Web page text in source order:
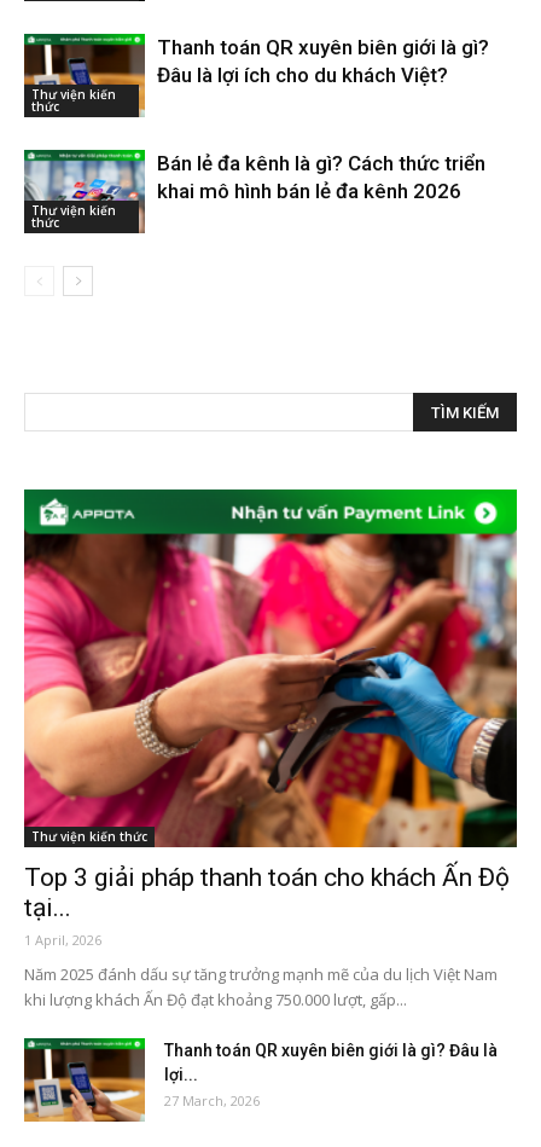
Thư viện kiến
thức
Thanh toán QR xuyên biên giới là gì?
Đâu là lợi ích cho du khách Việt?
Thư viện kiến
thức
Bán lẻ đa kênh là gì? Cách thức triển
khai mô hình bán lẻ đa kênh 2026
Thư viện kiến thức
Top 3 giải pháp thanh toán cho khách Ấn Độ
tại...
1 April, 2026
Năm 2025 đánh dấu sự tăng trưởng mạnh mẽ của du lịch Việt Nam
khi lượng khách Ấn Độ đạt khoảng 750.000 lượt, gấp...
Thanh toán QR xuyên biên giới là gì? Đâu là
lợi...
27 March, 2026